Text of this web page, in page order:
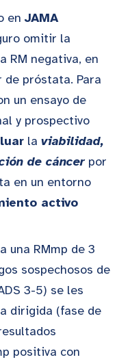
enJAMA
omitir la
RM negativa, en
de próstata. Para
un ensayo de
y prospectivo
la viabilidad,
de cáncerpor
en un entorno
activo
una RMmp de 3
sospechosos de
3-5) se les
dirigida (fase de
positiva con